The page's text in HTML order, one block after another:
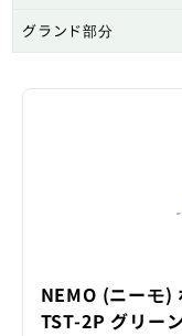
グランド部分
NEMO (ニーモ)
TST-2P グリーン